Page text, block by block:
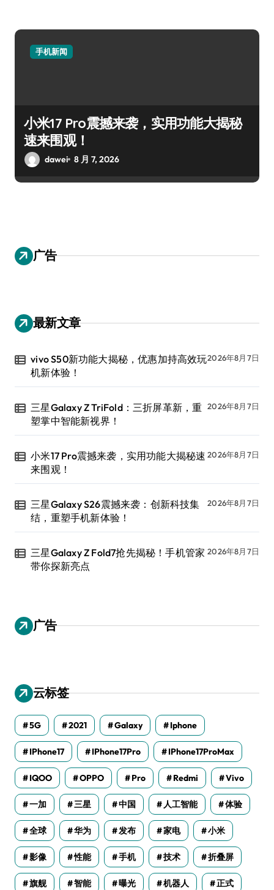
手机新闻
小米17 Pro震撼来袭，实用功能大揭秘
速来围观！
dawei 8 月 7, 2026
广告
最新文章
vivo S50新功能大揭秘，优惠加持高效玩
机新体验！
2026年8月7日
三星Galaxy Z TriFold：三折屏革新，重
塑掌中智能新视界！
2026年8月7日
小米17 Pro震撼来袭，实用功能大揭秘速
来围观！
2026年8月7日
三星Galaxy S26震撼来袭：创新科技集
结，重塑手机新体验！
2026年8月7日
三星Galaxy Z Fold7抢先揭秘！手机管家
带你探新亮点
2026年8月7日
广告
云标签
5G 2021 Galaxy Iphone
IPhone17 IPhone17Pro IPhone17ProMax
IQOO OPPO Pro Redmi Vivo
一加 三星 中国 人工智能 体验
全球 华为 发布 家电 小米
影像 性能 手机 技术 折叠屏
旗舰 智能 曝光 机器人 正式